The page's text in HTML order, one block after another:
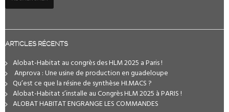
ARTICLES RÉCENTS
Alobat-Habitat au congrès des HLM 2025 a Paris !
️ Anprova : Une usine de production en guadeloupe
Qu’est ce que la résine de synthèse HI.MACS ?
Alobat-Habitat s’installe au Congrès HLM 2025 à PARIS !
ALOBAT HABITAT ENGRANGE LES COMMANDES